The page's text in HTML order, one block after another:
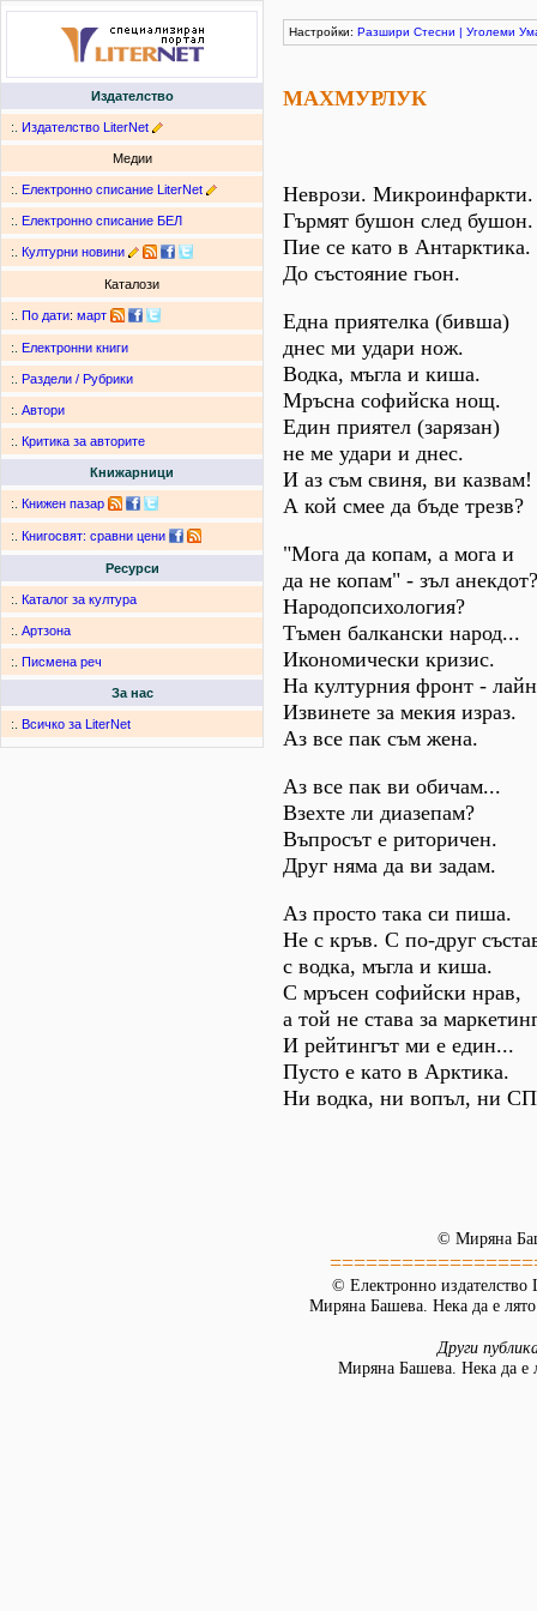
Издателство
:. Издателство LiterNet
Медии
:. Електронно списание LiterNet
:. Електронно списание БЕЛ
:. Културни новини
Каталози
:. По дати: март
:. Електронни книги
:. Раздели / Рубрики
:. Автори
:. Критика за авторите
Книжарници
:. Книжен пазар
:. Книгосвят: сравни цени
Ресурси
:. Каталог за култура
:. Артзона
:. Писмена реч
За нас
:. Всичко за LiterNet
Настройки: Разшири Стесни | Уголеми
МАХМУРЛУК
Неврози. Микроинфаркти.
Гърмят бушон след бушон.
Пие се като в Антарктика.
До състояние гьон.
Една приятелка (бивша)
днес ми удари нож.
Водка, мъгла и киша.
Мръсна софийска нощ.
Един приятел (зарязан)
не ме удари и днес.
И аз съм свиня, ви казвам!
А кой смее да бъде трезв?
"Мога да копам, а мога и
да не копам" - зъл анекдот?
Народопсихология?
Тъмен балкански народ...
Икономически кризис.
На културния фронт -
Извинете за мекия израз.
Аз все пак съм жена.
Аз все пак ви обичам...
Взехте ли диазепам?
Въпросът е риторичен.
Друг няма да ви задам.
Аз просто така си пиша.
Не с кръв. С по-друг
с водка, мъгла и киша.
С мръсен софийски нрав,
а той не става за
И рейтингът ми е един...
Пусто е като в Арктика.
Ни водка, ни вопъл, ни
© Миряна
© Електронно издателство
Миряна Башева. Нека да е
Други
Миряна Башева. Нека да е